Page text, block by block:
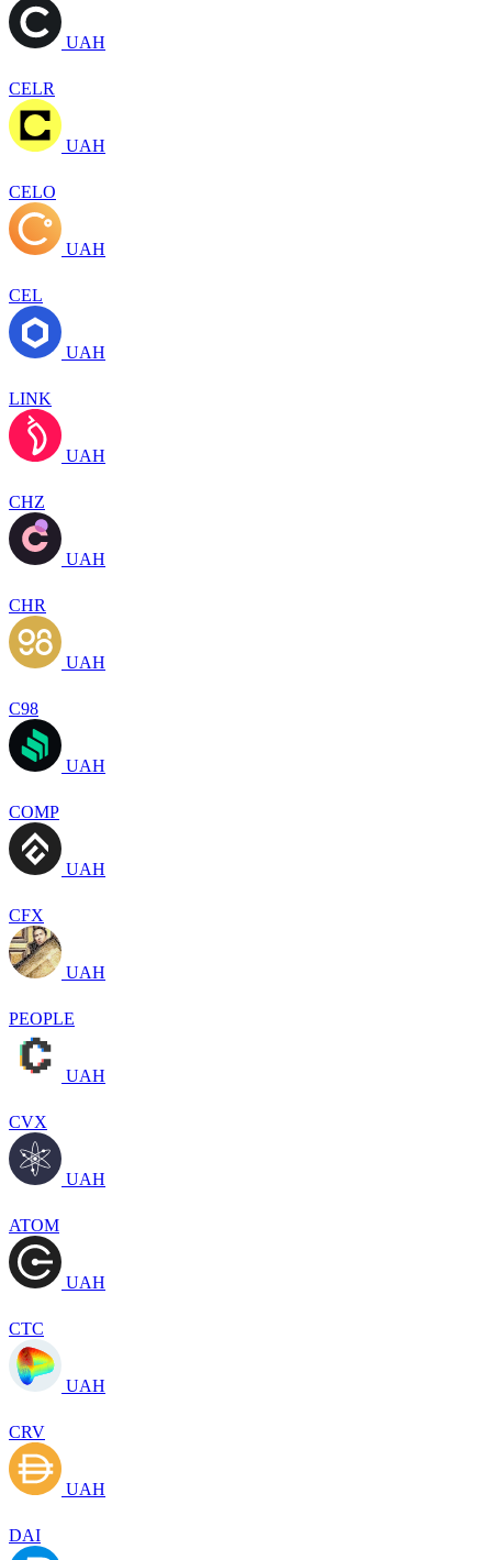
UAH
CELR
UAH
CELO
UAH
CEL
UAH
LINK
UAH
CHZ
UAH
CHR
UAH
C98
UAH
COMP
UAH
CFX
UAH
PEOPLE
UAH
CVX
UAH
ATOM
UAH
CTC
UAH
CRV
UAH
DAI